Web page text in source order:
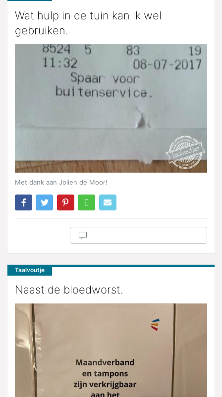
Wat hulp in de tuin kan ik wel
gebruiken.
Met dank aan Jolien de Moor!
Taalvoutje
Naast de bloedworst.